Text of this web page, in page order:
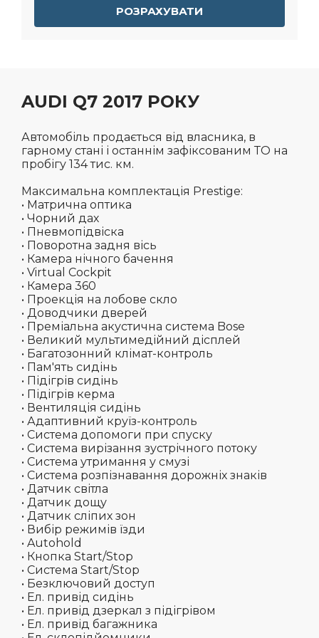
РОЗРАХУВАТИ
AUDI Q7 2017 РОКУ
Автомобіль продається від власника, в
гарному стані і останнім зафіксованим ТО на
пробігу 134 тис. км.
Максимальна комплектація Prestige:
• Матрична оптика
• Чорний дах
• Пневмопідвіска
• Поворотна задня вісь
• Камера нічного бачення
• Virtual Cockpit
• Камера 360
• Проекція на лобове скло
• Доводчики дверей
• Преміальна акустична система Bose
• Великий мультимедійний дісплей
• Багатозонний клімат-контроль
• Пам'ять сидінь
• Підігрів сидінь
• Підігрів керма
• Вентиляція сидінь
• Адаптивний круїз-контроль
• Система допомоги при спуску
• Система вирізання зустрічного потоку
• Система утримання у смузі
• Система розпізнавання дорожніх знаків
• Датчик світла
• Датчик дощу
• Датчик сліпих зон
• Вибір режимів їзди
• Autohold
• Кнопка Start/Stop
• Система Start/Stop
• Безключовий доступ
• Ел. привід сидінь
• Ел. привід дзеркал з підігрівом
• Ел. привід багажника